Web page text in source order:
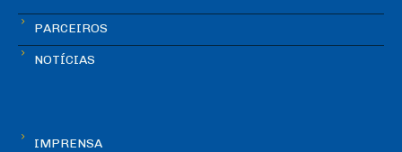
PARCEIROS
NOTÍCIAS
IMPRENSA